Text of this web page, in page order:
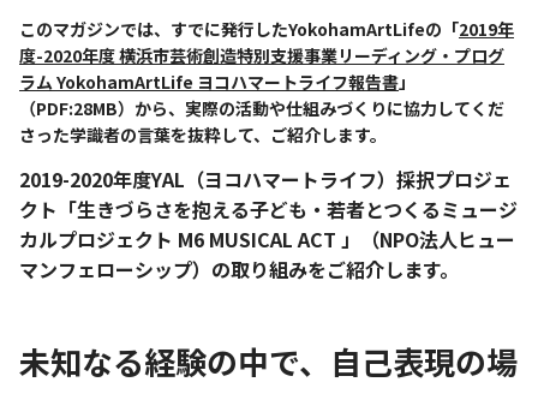
このマガジンでは、すでに発行したYokohamArtLifeの「2019年
度-2020年度 横浜市芸術創造特別支援事業リーディング・プログ
ラム YokohamArtLife ヨコハマートライフ報告書」
（PDF:28MB）から、実際の活動や仕組みづくりに協力してくだ
さった学識者の言葉を抜粋して、ご紹介します。
2019-2020年度YAL（ヨコハマートライフ）採択プロジェ
クト「生きづらさを抱える子ども・若者とつくるミュージ
カルプロジェクト M6 MUSICAL ACT 」（NPO法人ヒュー
マンフェローシップ）の取り組みをご紹介します。
未知なる経験の中で、自己表現の場